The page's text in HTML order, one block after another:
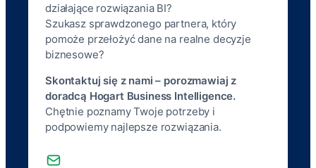
działające rozwiązania BI?
Szukasz sprawdzonego partnera, który
pomoże przełożyć dane na realne decyzje
biznesowe?
Skontaktuj się z nami – porozmawiaj z
doradcą Hogart Business Intelligence.
Chętnie poznamy Twoje potrzeby i
podpowiemy najlepsze rozwiązania.